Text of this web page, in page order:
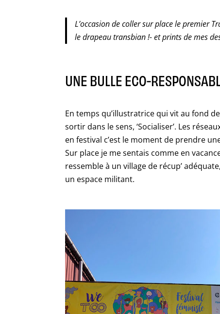
L’occasion de coller sur place le premier
le drapeau transbian !- et prints de mes
UNE BULLE ECO-
En temps qu’illustratrice qui vit au fond
sortir dans le sens, ‘Socialiser’. Les
en festival c’est le moment de prendre
Sur place je me sentais comme en
ressemble à un village de récup’
un espace militant.